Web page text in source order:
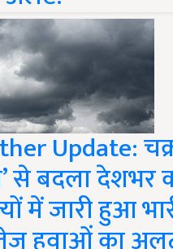
Update:
से बदला देशभर
में जारी हुआ